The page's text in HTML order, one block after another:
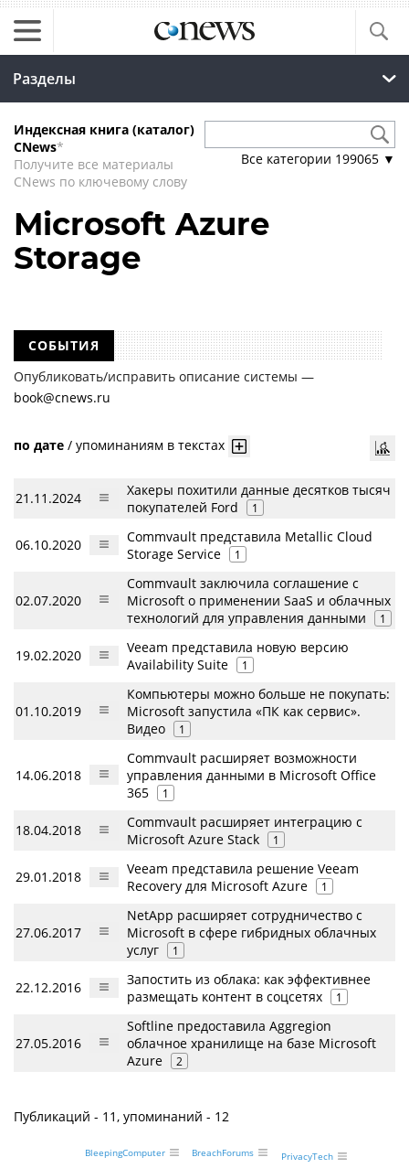
Разделы
Индексная книга (каталог)
CNews*
Получите все материалы
CNews по ключевому слову
Все категории 199065 ▼
Microsoft Azure
Storage
СОБЫТИЯ
Опубликовать/исправить описание системы —
book@cnews.ru
по дате / упоминаниям в текстах
21.11.2024
Хакеры похитили данные десятков тысяч
покупателей Ford
1
06.10.2020
Commvault представила Metallic Cloud
Storage Service
1
02.07.2020
Commvault заключила соглашение с
Microsoft о применении SaaS и облачных
технологий для управления данными
1
19.02.2020
Veeam представила новую версию
Availability Suite
1
01.10.2019
Компьютеры можно больше не покупать:
Microsoft запустила «ПК как сервис».
Видео
1
14.06.2018
Commvault расширяет возможности
управления данными в Microsoft Office
365
1
18.04.2018
Commvault расширяет интеграцию с
Microsoft Azure Stack
1
29.01.2018
Veeam представила решение Veeam
Recovery для Microsoft Azure
1
27.06.2017
NetApp расширяет сотрудничество с
Microsoft в сфере гибридных облачных
услуг
1
22.12.2016
Запостить из облака: как эффективнее
размещать контент в соцсетях
1
27.05.2016
Softline предоставила Aggregion
облачное хранилище на базе Microsoft
Azure
2
Публикаций - 11, упоминаний - 12
PrivacyTech
BreachForums
BleepingComputer